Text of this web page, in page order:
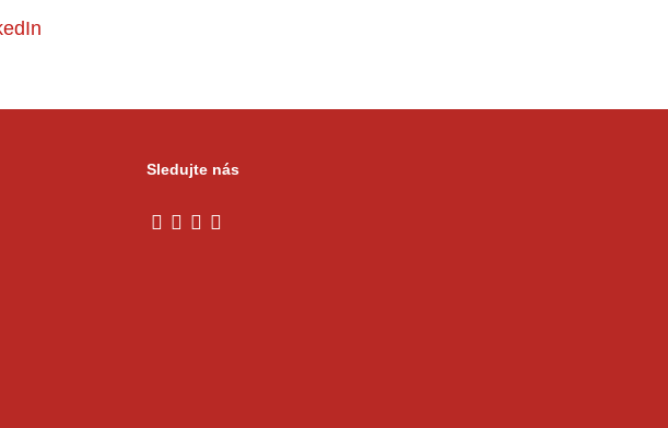
Sledujte nás